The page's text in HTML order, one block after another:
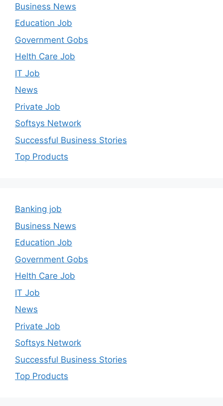
Business News
Education Job
Government Gobs
Helth Care Job
IT Job
News
Private Job
Softsys Network
Successful Business Stories
Top Products
Banking job
Business News
Education Job
Government Gobs
Helth Care Job
IT Job
News
Private Job
Softsys Network
Successful Business Stories
Top Products